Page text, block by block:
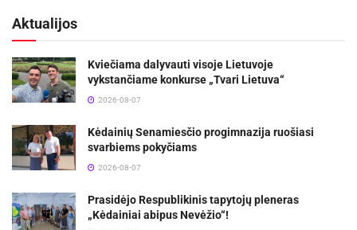
Aktualijos
Kviečiama dalyvauti visoje Lietuvoje
vykstančiame konkurse „Tvari Lietuva“
2026-08-07
Kėdainių Senamiesčio progimnazija ruošiasi
svarbiems pokyčiams
2026-08-07
Prasidėjo Respublikinis tapytojų pleneras
„Kėdainiai abipus Nevėžio“!